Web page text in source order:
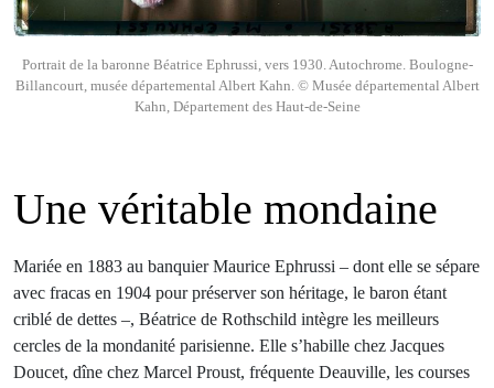
Portrait de la baronne Béatrice Ephrussi, vers 1930. Autochrome. Boulogne-
Billancourt, musée départemental Albert Kahn. © Musée départemental Albert
Kahn, Département des Haut-de-Seine
Une véritable mondaine
Mariée en 1883 au banquier Maurice Ephrussi – dont elle se sépare
avec fracas en 1904 pour préserver son héritage, le baron étant
criblé de dettes –, Béatrice de Rothschild intègre les meilleurs
cercles de la mondanité parisienne. Elle s’habille chez Jacques
Doucet, dîne chez Marcel Proust, fréquente Deauville, les courses